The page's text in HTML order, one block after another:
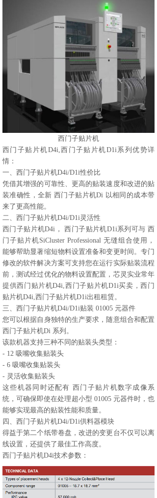
西门子贴片机
西门子贴片机D4i,西门子贴片机D1i系列优势详
情：
一、西门子贴片机D4i/D1i性价比
凭借其增强的可靠性、更高的贴装速度和改进的贴
装准确性，全新 西门子贴片机Di 以相同的成本带
来了更高性能。
二、西门子贴片机D4i/D1i灵活性
西门子贴片机D4i， 西门子贴片机D1i系列可与 西
门子贴片机SiCluster Professional 无缝组合使用，
能够帮助显著缩短物料设置准备和变更时间。专门
修改的软件解决方案可支持您在运行实际贴装流程
前，测试经过优化的物料设置配置，芯灵实业常年
提供西门贴片机D4i,西门子贴片机D1i买卖，西门
贴片机D4i,西门子贴片机D1i出租租赁。
三、西门子贴片机D4i/D1i贴装 01005 元器件
您可以根据自身独特的生产要求，随意组合和配置
西门子贴片机Di 系列。
该款机器支持三种不同的贴装头类型：
- 12 吸嘴收集贴装头
- 6 吸嘴收集贴装头
- 灵活收集贴装头
这些机器同时还配有 西门子贴片机数字成像系
统，可确保即使在处理超小型 01005 元器件时，也
能够实现最高的贴装性能和质量。
四、西门子贴片机D4i/D1i供料器模块
得益于第二个纸带卷盘，改进的变更台不仅可以离
线设置，还提供了最佳工作高度。
西门子贴片机D4i技术参数：